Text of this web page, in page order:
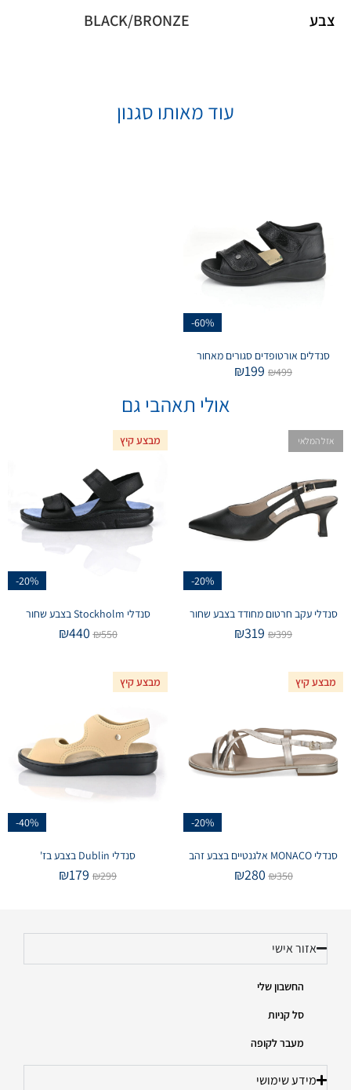
צבע
BLACK/BRONZE
עוד מאותו סגנון
-60%
סנדלים אורטופדים סגורים מאחור
₪499
₪199
אולי תאהבי גם
-20%
אזל המלאי
סנדלי עקב חרטום מחודד בצבע שחור
₪399
₪319
מבצע קיץ
-20%
סנדלי Stockholm בצבע שחור
₪550
₪440
מבצע קיץ
-20%
סנדלי MONACO אלגנטיים בצבע זהב
₪350
₪280
מבצע קיץ
-40%
סנדלי Dublin בצבע בז'
₪299
₪179
אזור אישי
החשבון שלי
סל קניות
מעבר לקופה
מידע שימושי